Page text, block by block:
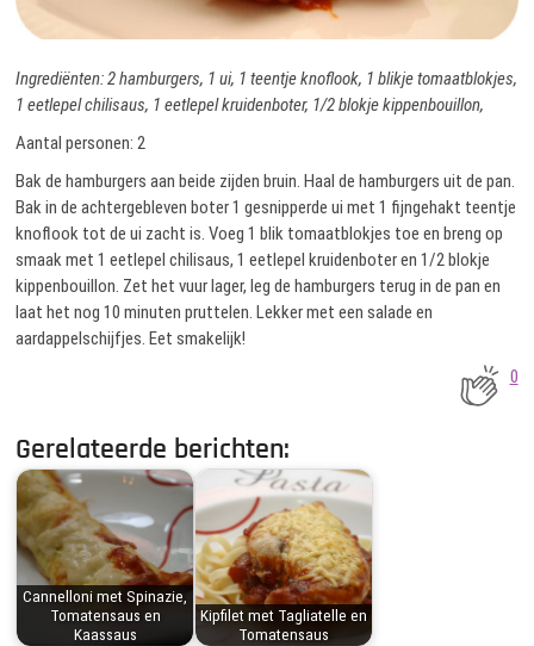
Ingrediënten: 2 hamburgers, 1 ui, 1 teentje knoflook, 1 blikje tomaatblokjes,
1 eetlepel chilisaus, 1 eetlepel kruidenboter, 1/2 blokje kippenbouillon,
Aantal personen: 2
Bak de hamburgers aan beide zijden bruin. Haal de hamburgers uit de pan.
Bak in de achtergebleven boter 1 gesnipperde ui met 1 fijngehakt teentje
knoflook tot de ui zacht is. Voeg 1 blik tomaatblokjes toe en breng op
smaak met 1 eetlepel chilisaus, 1 eetlepel kruidenboter en 1/2 blokje
kippenbouillon. Zet het vuur lager, leg de hamburgers terug in de pan en
laat het nog 10 minuten pruttelen. Lekker met een salade en
aardappelschijfjes. Eet smakelijk!
0
Gerelateerde berichten:
Cannelloni met Spinazie,
Tomatensaus en
Kaassaus
Kipfilet met Tagliatelle en
Tomatensaus